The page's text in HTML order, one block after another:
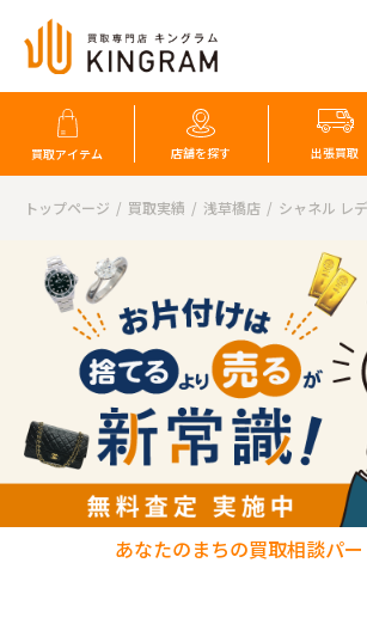
買取アイテム 店舗を探す 出張買取
トップページ 買取実績 浅草橋店 シャネル レ
あなたのまちの買取相談パ